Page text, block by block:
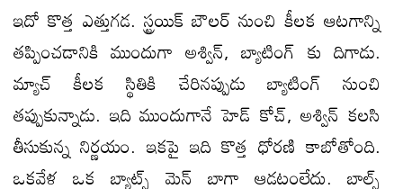
ఇదో కొత్త ఎత్తుగ‌డ‌. స్ట్ర‌యిక్ బౌల‌ర్ నుంచి కీల‌క ఆట‌గాన్ని
త‌ప్పించ‌డానికి ముందుగా అశ్విన్, బ్యాటింగ్ కు దిగాడు.
మ్యాచ్ కీల‌క స్థితికి చేరినప్పుడు బ్యాటింగ్ నుంచి
త‌ప్పుకున్నాడు. ఇది ముందుగానే హెడ్ కోచ్, అశ్విన్ క‌ల‌సి
తీసుకున్న నిర్ణ‌యం. ఇక‌పై ఇది కొత్త ధోర‌ణి కాబోతోంది.
ఒక‌వేళ ఒక బ్యాట్స్ మెన్ బాగా ఆడ‌టంలేదు. బాల్స్